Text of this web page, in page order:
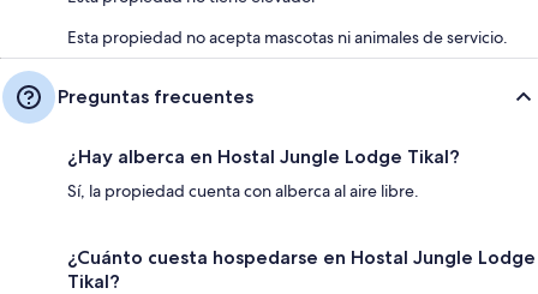
Esta propiedad no acepta mascotas ni animales de servicio.
Preguntas frecuentes
¿Hay alberca en Hostal Jungle Lodge Tikal?
Sí, la propiedad cuenta con alberca al aire libre.
¿Cuánto cuesta hospedarse en Hostal Jungle Lodge
Tikal?